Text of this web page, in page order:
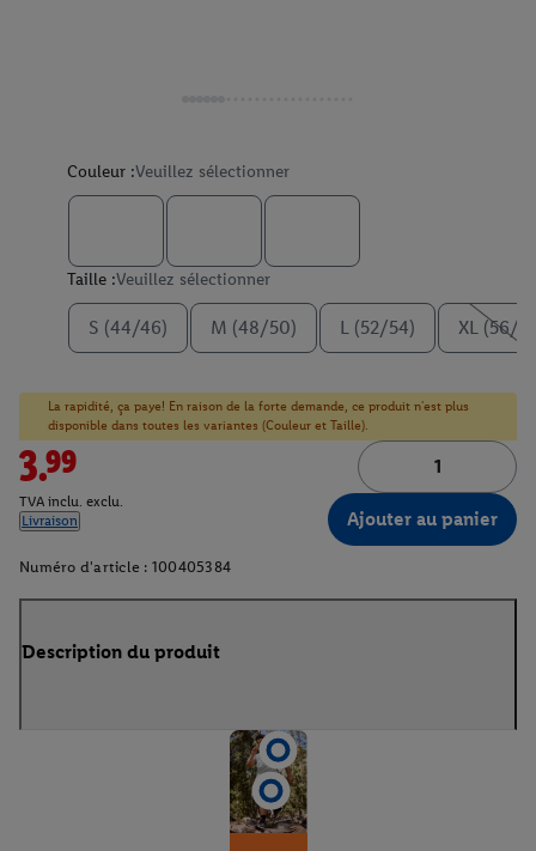
Couleur :Veuillez sélectionner
Taille :Veuillez sélectionner
S (44/46) M (48/50) L (52/54) XL (56/
La rapidité, ça paye! En raison de la forte demande, ce produit n'est plus
disponible dans toutes les variantes (Couleur et Taille).
3.99
TVA inclu. exclu.
Livraison
Ajouter au panier
Numéro d'article : 100405384
Description du produit